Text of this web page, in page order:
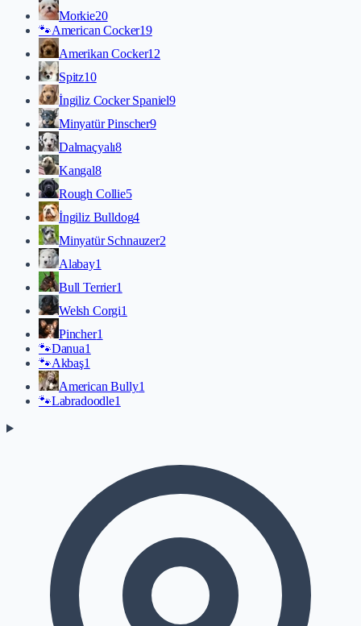
Morkie20
🐾American Cocker19
Amerikan Cocker12
Spitz10
İngiliz Cocker Spaniel9
Minyatür Pinscher9
Dalmaçyalı8
Kangal8
Rough Collie5
İngiliz Bulldog4
Minyatür Schnauzer2
Alabay1
Bull Terrier1
Welsh Corgi1
Pincher1
🐾Danua1
🐾Akbaş1
American Bully1
🐾Labradoodle1